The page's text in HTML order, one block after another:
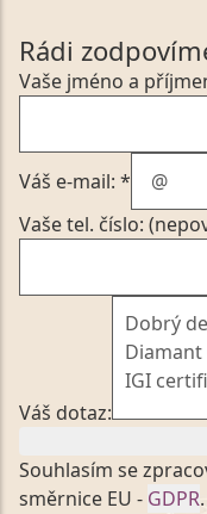
Rádi
Vaše jméno a
Váš e-mail: *
Vaše tel. číslo:
Váš dotaz:
Souhlasím se
směrnice EU - GDPR.